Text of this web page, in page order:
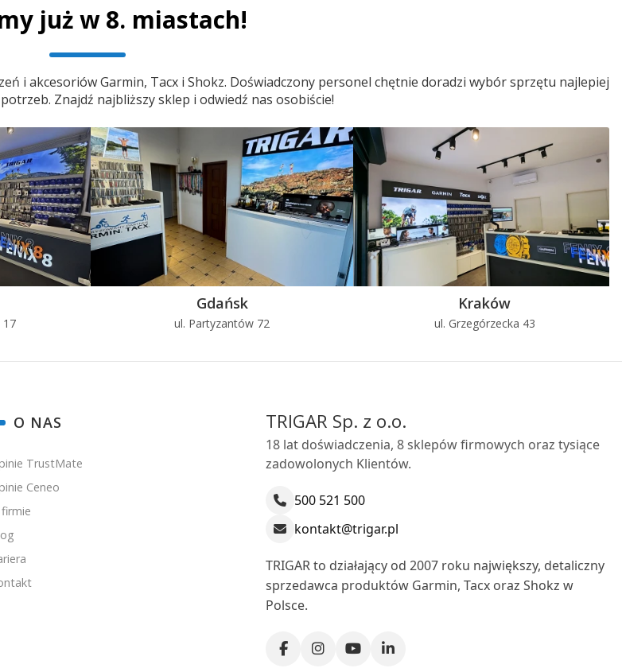
już w 8. miastach!
i akcesoriów Garmin, Tacx i Shokz. Doświadczony personel chętnie doradzi wybór sprzętu najlepiej
Znajdź najbliższy sklep i odwiedź nas osobiście!
17
Gdańsk
ul. Partyzantów 72
Kraków
ul. Grzegórzecka 43
O NAS
TrustMate
Ceneo
TRIGAR Sp. z o.o.
18 lat doświadczenia, 8 sklepów firmowych oraz tysiące
zadowolonych Klientów.
500 521 500
kontakt@trigar.pl
TRIGAR to działający od 2007 roku największy, detaliczny
sprzedawca produktów Garmin, Tacx oraz Shokz w
Polsce.